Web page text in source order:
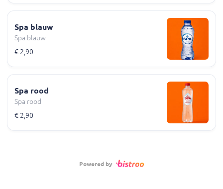
Spa blauw
Spa blauw
€ 2,90
Spa rood
Spa rood
€ 2,90
Powered by